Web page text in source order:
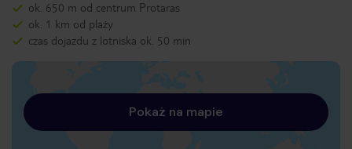
ok. 650 m od centrum Protaras
ok. 1 km od plaży
czas dojazdu z lotniska ok. 50 min
Pokaż na mapie